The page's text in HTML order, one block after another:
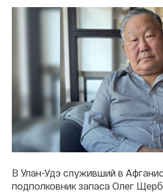
В Улан-Удэ служивший в
подполковник запаса Олег